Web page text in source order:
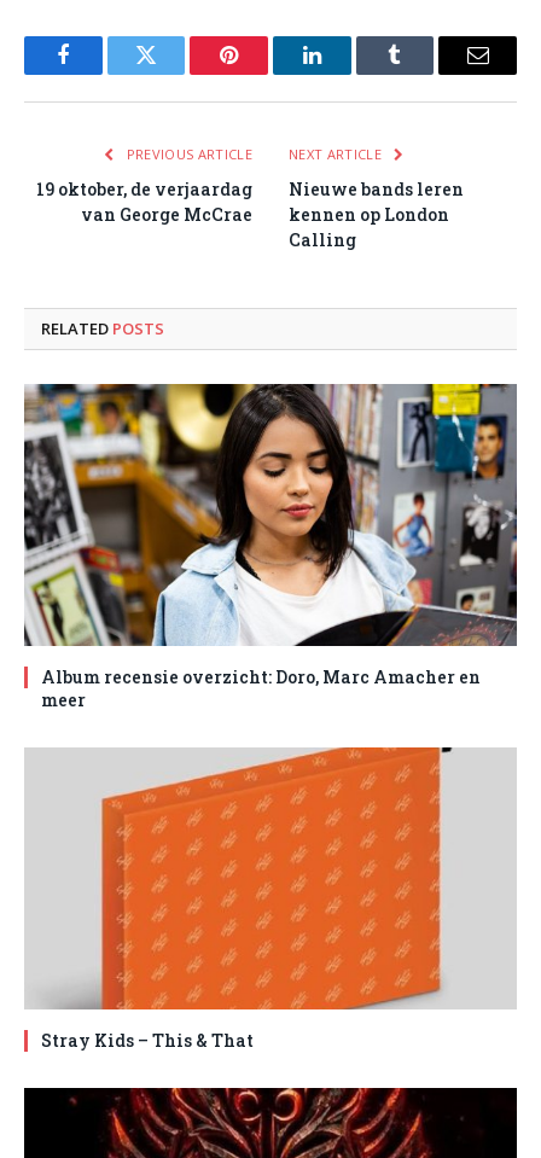
FacebookTwitter Pinterest LinkedInTumblr Email
PREVIOUS ARTICLE
19 oktober, de verjaardag
van George McCrae
NEXT ARTICLE
Nieuwe bands leren
kennen op London
Calling
RELATED POSTS
Album recensie overzicht: Doro, Marc Amacher en
meer
Stray Kids – This & That